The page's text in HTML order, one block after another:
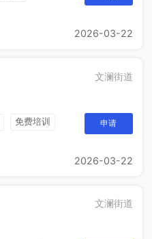
2026-03-22
文澜街道
免费培训
申请
2026-03-22
文澜街道